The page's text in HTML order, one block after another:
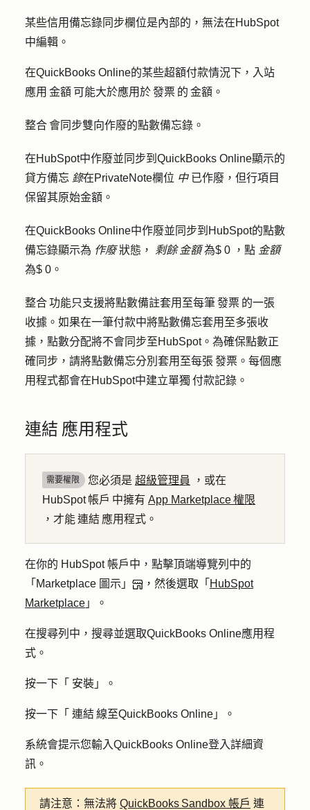
某些信用備忘錄同步欄位是內部的，無法在HubSpot
中編輯。
在QuickBooks Online的某些超額付款情況下，入站
應用 金額 可能大於應用於 發票 的 金額。
整合 會同步雙向作廢的點數備忘錄。
在HubSpot中作廢並同步到QuickBooks Online顯示的
貸方備忘 錄在PrivateNote欄位 中已作廢，但行項目
保留其原始金額。
在QuickBooks Online中作廢並同步到HubSpot的點數
備忘錄顯示為 作廢狀態， 剩餘 金額為$ 0 ，點 金額
為$ 0。
整合 功能只支援將點數備註套用至每筆 發票 的一張
收據。如果在一筆付款中將點數備忘套用至多張收
據，點數分配將不會同步至HubSpot。為確保點數正
確同步，請將點數備忘分別套用至每張 發票。每個應
用程式都會在HubSpot中建立單獨 付款記錄。
連結 應用程式
需要權限 您必須是 超級管理員
，或在
HubSpot 帳戶 中擁有 App Marketplace 權限
，才能 連結 應用程式。
在你的 HubSpot 帳戶中，點擊頂端導覽列中的
「Marketplace 圖示」
，然後選取「 HubSpot
Marketplace 」。
在搜尋列中，搜尋並選取QuickBooks Online應用程
式。
按一下「 安裝 」。
按一下「 連結 線至QuickBooks Online 」。
系統會提示您輸入QuickBooks Online登入詳細資
訊。
請注意： 無法將 QuickBooks Sandbox 帳戶 連